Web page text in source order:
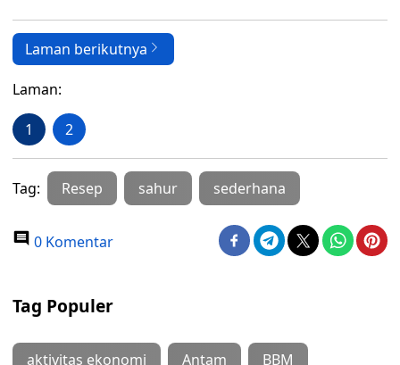
Laman berikutnya
Laman:
1 2
Tag: Resep sahur sederhana
0 Komentar
Tag Populer
aktivitas ekonomi Antam BBM